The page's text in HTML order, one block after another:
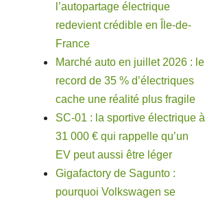
l’autopartage électrique
redevient crédible en Île-de-
France
Marché auto en juillet 2026 : le
record de 35 % d’électriques
cache une réalité plus fragile
SC-01 : la sportive électrique à
31 000 € qui rappelle qu’un
EV peut aussi être léger
Gigafactory de Sagunto :
pourquoi Volkswagen se